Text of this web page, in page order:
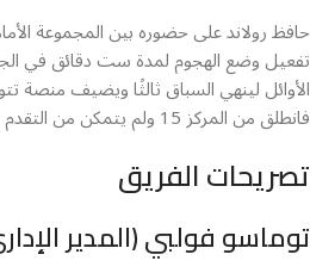
حافظ رولاند على حضوره بين المجموعة
تفعيل وضع الهجوم لمدة ست دقائق في
الأوائل لينهي السباق ثالثًا ويضيف منصة
فانطلق من المركز 15 ولم يتمكن من التقدم بما يكفي لينهي السباق 17.
تصريحات الفريق
توماسو فولبي (المدير